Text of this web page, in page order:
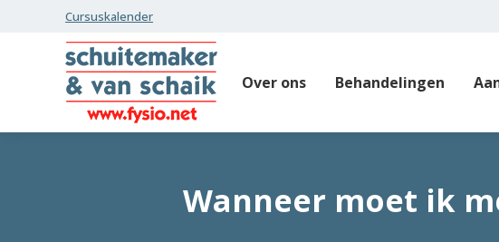
Cursuskalender
Over ons Behandelingen
Wanneer moet ik